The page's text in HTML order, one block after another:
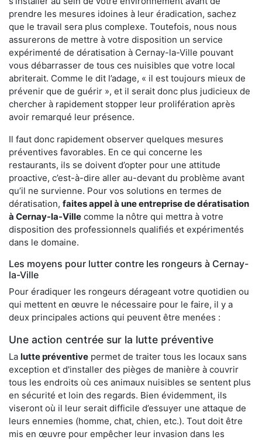
prendre les mesures idoines à leur éradication, sachez
que le travail sera plus complexe. Toutefois, nous nous
assurerons de mettre à votre disposition un service
expérimenté de dératisation à Cernay-la-Ville pouvant
vous débarrasser de tous ces nuisibles que votre local
abriterait. Comme le dit l’adage, « il est toujours mieux de
prévenir que de guérir », et il serait donc plus judicieux de
chercher à rapidement stopper leur prolifération après
avoir remarqué leur présence.
Il faut donc rapidement observer quelques mesures
préventives favorables. En ce qui concerne les
restaurants, ils se doivent d’opter pour une attitude
proactive, c’est-à-dire aller au-devant du problème avant
qu’il ne survienne. Pour vos solutions en termes de
dératisation, faites appel à une entreprise de dératisation
à Cernay-la-Ville comme la nôtre qui mettra à votre
disposition des professionnels qualifiés et expérimentés
dans le domaine.
Les moyens pour lutter contre les rongeurs à Cernay-
la-Ville
Pour éradiquer les rongeurs dérageant votre quotidien ou
qui mettent en œuvre le nécessaire pour le faire, il y a
deux principales actions qui peuvent être menées :
Une action centrée sur la lutte préventive
La lutte préventive permet de traiter tous les locaux sans
exception et d'installer des pièges de manière à couvrir
tous les endroits où ces animaux nuisibles se sentent plus
en sécurité et loin des regards. Bien évidemment, ils
viseront où il leur serait difficile d’essuyer une attaque de
leurs ennemies (homme, chat, chien, etc.). Tout doit être
mis en œuvre pour empêcher leur invasion dans les